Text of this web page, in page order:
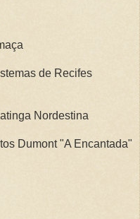
de Recifes
Nordestina
Dumont "A Encantada"